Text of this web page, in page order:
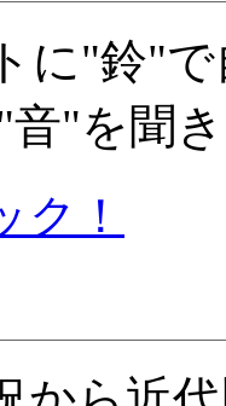
に"鈴"
音"を聞
！